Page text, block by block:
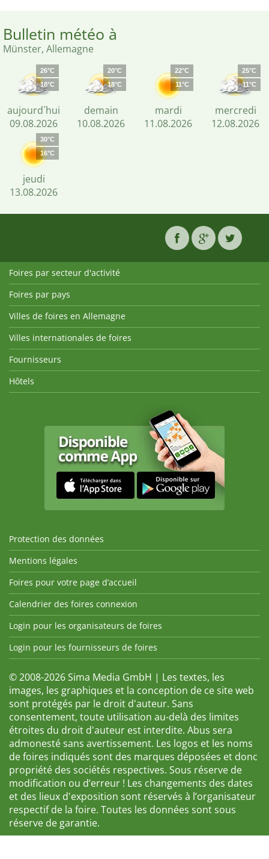
Bulletin météo à
Münster, Allemagne
26°C
18°C
aujourd´hui
09.08.2026
20°C
18°C
demain
10.08.2026
22°C
11°C
mardi
11.08.2026
25°C
11°C
mercredi
12.08.2026
30°C
16°C
jeudi
13.08.2026
Foires par secteur d'activité
Foires par pays
Villes de foires en Allemagne
Villes internationales de foires
Fournisseurs
Hôtels
Protection des données
Mentions légales
Foires pour votre page d’accueil
Calendrier des foires connexion
Login pour les organisateurs de foires
Login pour les fournisseurs de foires
© 2008-2026 Sima Media GmbH | Les textes, les
images, les graphiques et la conception de ce site web
sont protégés par le droit d'auteur. Sans
consentement, toute utilisation au-delà des limites
étroites du droit d'auteur est interdite. Abus sera
admonesté sans avertissement. Les logos et les noms
de foires indiqués sont des marques déposées et donc
propriété des sociétés respectives. Sous réserve de
modification ou d’erreur ! Les changements des dates
et des lieux d'exposition sont réservés à l’organisateur
respectif de la foire. Toutes les données sont sous
réserve de garantie.